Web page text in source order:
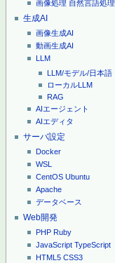
画像処理 自然言語処理
生成AI
画像生成AI
動画生成AI
LLM
LLM/モデル/日本語
ローカルLLM
RAG
AIエージェント
AIエディタ
サーバ設定
Docker
WSL
CentOS Ubuntu
Apache
データベース
Web開発
PHP Ruby
JavaScript TypeScript
HTML5 CSS3